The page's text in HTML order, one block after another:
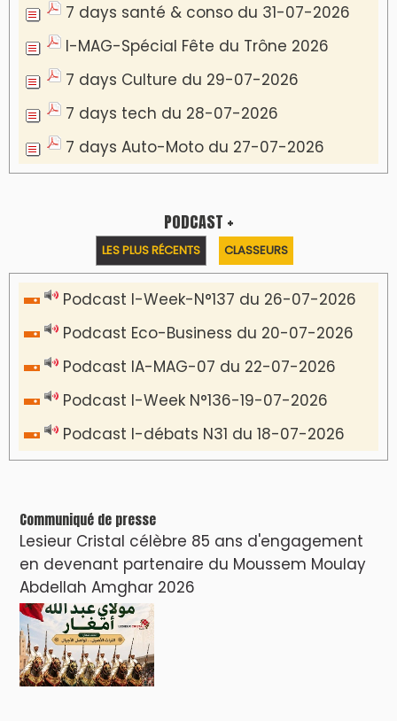
7 days santé & conso du 31-07-2026
I-MAG-Spécial Fête du Trône 2026
7 days Culture du 29-07-2026
7 days tech du 28-07-2026
7 days Auto-Moto du 27-07-2026
PODCAST +
LES PLUS RÉCENTS CLASSEURS
Podcast I-Week-N°137 du 26-07-2026
Podcast Eco-Business du 20-07-2026
Podcast IA-MAG-07 du 22-07-2026
Podcast I-Week N°136-19-07-2026
Podcast I-débats N31 du 18-07-2026
Communiqué de presse
Lesieur Cristal célèbre 85 ans d'engagement
en devenant partenaire du Moussem Moulay
Abdellah Amghar 2026